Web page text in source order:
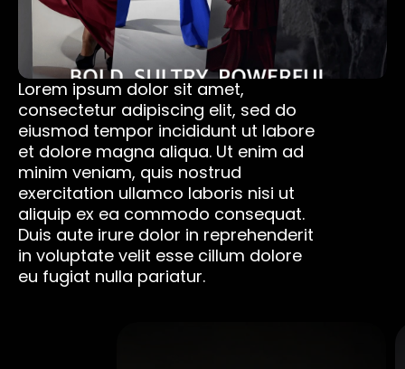
Lorem ipsum dolor sit amet,
consectetur adipiscing elit, sed do
eiusmod tempor incididunt ut labore
et dolore magna aliqua. Ut enim ad
minim veniam, quis nostrud
exercitation ullamco laboris nisi ut
aliquip ex ea commodo consequat.
Duis aute irure dolor in reprehenderit
in voluptate velit esse cillum dolore
eu fugiat nulla pariatur.